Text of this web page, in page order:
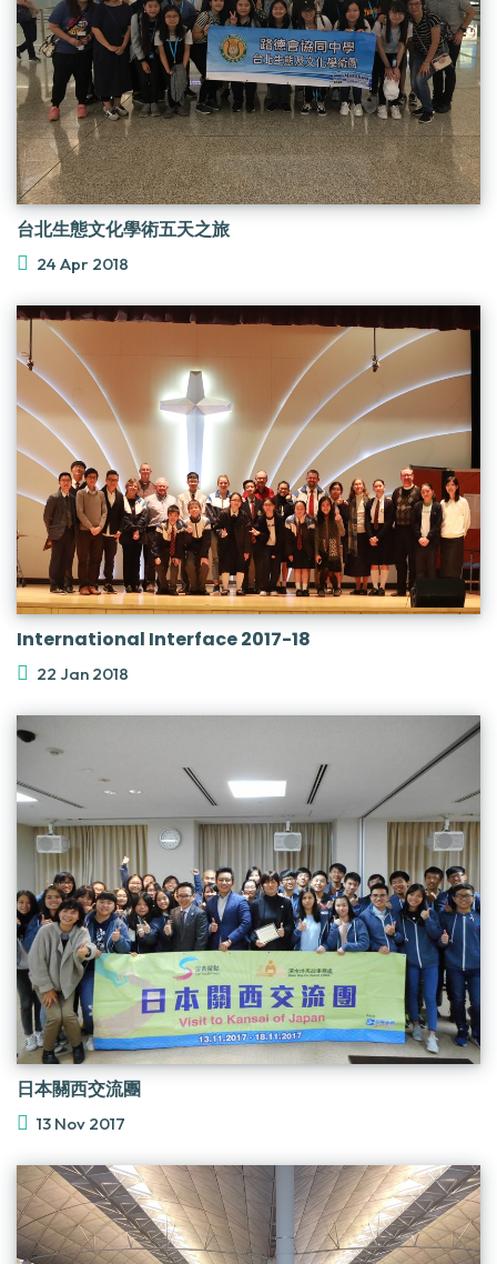
台北生態文化學術五天之旅
24 Apr 2018
International Interface 2017-18
22 Jan 2018
日本關西交流團
13 Nov 2017